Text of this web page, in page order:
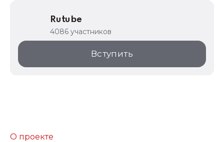
Rutube
4086 участников
Вступить
О проекте